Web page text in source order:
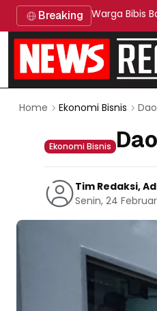
Breaking Warga Bibis
Home Ekonomi Bisnis
Ekonomi Bisnis
Tim Redaksi,
Senin, 24